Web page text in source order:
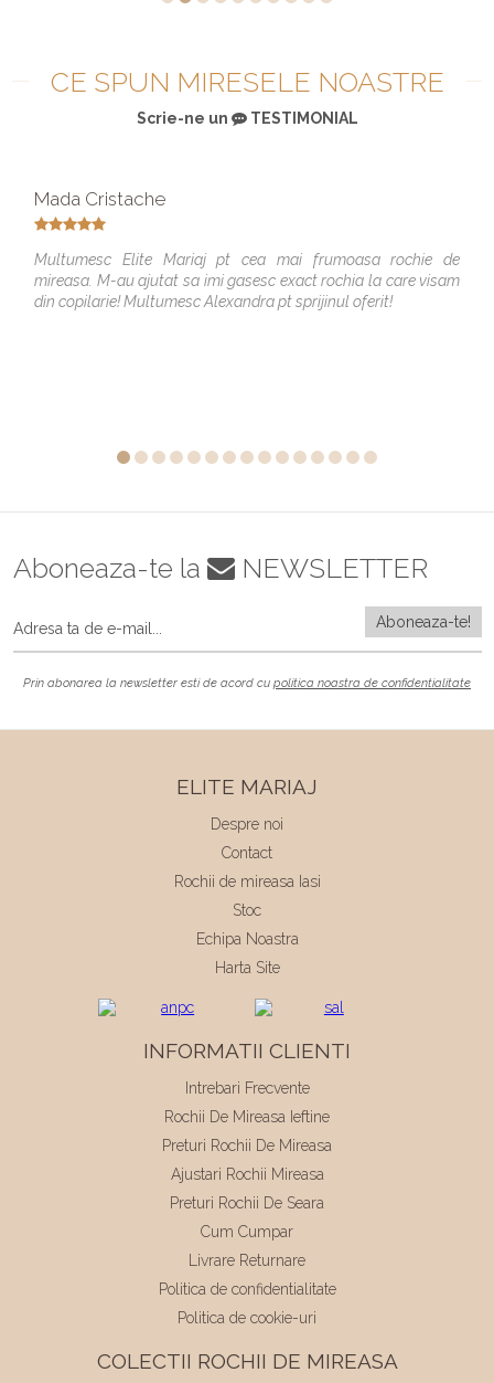
CE SPUN MIRESELE NOASTRE
Scrie-ne un TESTIMONIAL
Mada Cristache
Multumesc Elite Mariaj pt cea mai frumoasa rochie de
mireasa. M-au ajutat sa imi gasesc exact rochia la care visam
din copilarie! Multumesc Alexandra pt sprijinul oferit!
Aboneaza-te la NEWSLETTER
Prin abonarea la newsletter esti de acord cu politica noastra de confidentialitate
ELITE MARIAJ
Despre noi
Contact
Rochii de mireasa Iasi
Stoc
Echipa Noastra
Harta Site
INFORMATII CLIENTI
Intrebari Frecvente
Rochii De Mireasa Ieftine
Preturi Rochii De Mireasa
Ajustari Rochii Mireasa
Preturi Rochii De Seara
Cum Cumpar
Livrare Returnare
Politica de confidentialitate
Politica de cookie-uri
COLECTII ROCHII DE MIREASA